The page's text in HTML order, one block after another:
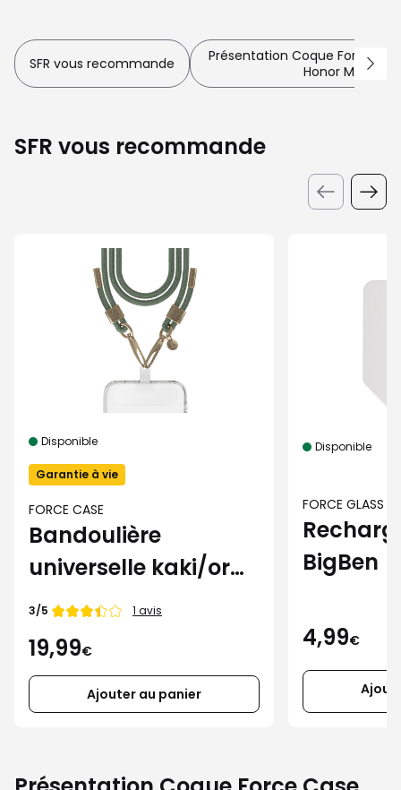
SFR vous recommande
Présentation Coque Force
Honor Magic 8
SFR vous recommande
Disponible
Garantie à vie
FORCE CASE
Bandoulière
universelle kaki/or
Force Case pour
smartphone
Note de
3/5 1 avis
19,99€
Ajouter au panier
Disponible
FORCE GLASS
BigBen
4,99€